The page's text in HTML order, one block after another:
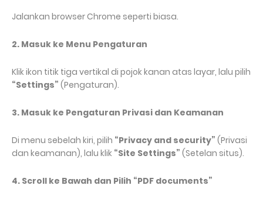
Jalankan browser Chrome seperti biasa.
2. Masuk ke Menu Pengaturan
Klik ikon titik tiga vertikal di pojok kanan atas layar, lalu pilih
“Settings” (Pengaturan).
3. Masuk ke Pengaturan Privasi dan Keamanan
Di menu sebelah kiri, pilih “Privacy and security” (Privasi
dan keamanan), lalu klik “Site Settings” (Setelan situs).
4. Scroll ke Bawah dan Pilih “PDF documents”